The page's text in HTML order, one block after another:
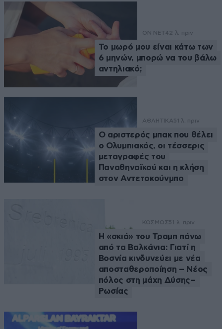
ON NET42 λ. πριν
Το μωρό μου είναι κάτω των
6 μηνών, μπορώ να του βάλω
αντηλιακό;
ΑΘΛΗΤΙΚΑ51 λ. πριν
Ο αριστερός μπακ που θέλει
ο Ολυμπιακός, οι τέσσερις
μεταγραφές του
Παναθηναϊκού και η κλήση
στον Αντετοκούνμπο
ΚΟΣΜΟΣ51 λ. πριν
Η «σκιά» του Τραμπ πάνω
από τα Βαλκάνια: Γιατί η
Βοσνία κινδυνεύει με νέα
αποσταθεροποίηση – Νέος
πόλος στη μάχη Δύσης–
Ρωσίας